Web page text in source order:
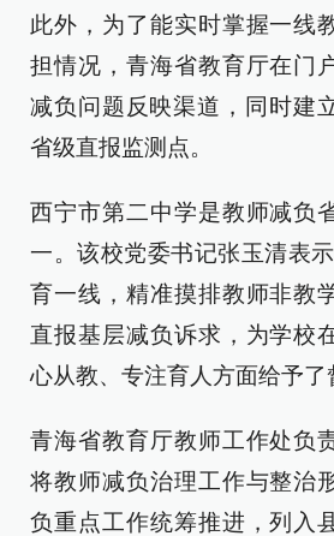
此外，为了能实时掌握一线
担情况，青海省教育厅在门
减负问题反映渠道，同时建
省级直报监测点。
西宁市第二中学是教师减负
一。该校党委书记张玉清表
育一线，精准摸排教师非教
直报基层减负诉求，为学校
心从教、专注育人方面给予了
青海省教育厅教师工作处负
将教师减负治理工作与整治
负重点工作统筹推进，列入